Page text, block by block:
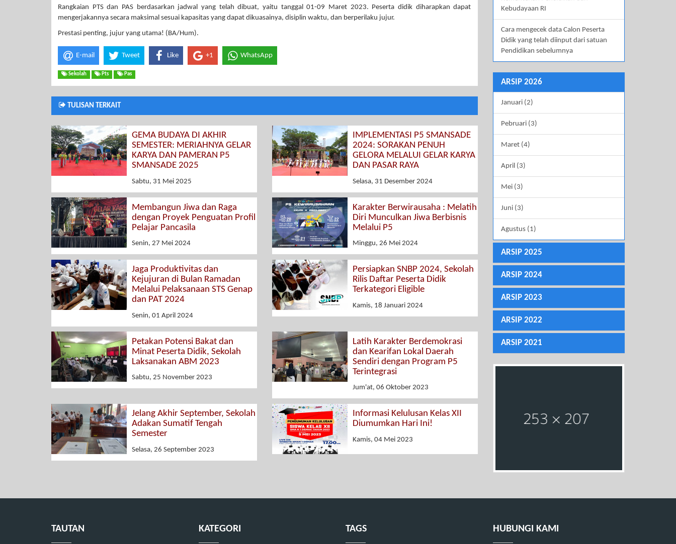
Rangkaian PTS dan PAS berdasarkan jadwal yang telah dibuat, yaitu tanggal 01-09 Maret 2023. Peserta didik diharapkan dapat
mengerjakannya secara maksimal sesuai kapasitas yang dapat dikuasainya, disiplin waktu, dan berperilaku jujur.
Prestasi penting, jujur yang utama! (BA/Hum).
E-mail Tweet Like +1 WhatsApp
Sekolah Pts Pas
TULISAN TERKAIT
GEMA BUDAYA DI AKHIR
SEMESTER: MERIAHNYA GELAR
KARYA DAN PAMERAN P5
SMANSADE 2025
Sabtu, 31 Mei 2025
IMPLEMENTASI P5 SMANSADE
2024: SORAKAN PENUH
GELORA MELALUI GELAR KARYA
DAN PASAR RAYA
Selasa, 31 Desember 2024
Membangun Jiwa dan Raga
dengan Proyek Penguatan Profil
Pelajar Pancasila
Senin, 27 Mei 2024
Karakter Berwirausaha : Melatih
Diri Munculkan Jiwa Berbisnis
Melalui P5
Minggu, 26 Mei 2024
Jaga Produktivitas dan
Kejujuran di Bulan Ramadan
Melalui Pelaksanaan STS Genap
dan PAT 2024
Senin, 01 April 2024
Persiapkan SNBP 2024, Sekolah
Rilis Daftar Peserta Didik
Terkategori Eligible
Kamis, 18 Januari 2024
Petakan Potensi Bakat dan
Minat Peserta Didik, Sekolah
Laksanakan ABM 2023
Sabtu, 25 November 2023
Latih Karakter Berdemokrasi
dan Kearifan Lokal Daerah
Sendiri dengan Program P5
Terintegrasi
Jum'at, 06 Oktober 2023
Jelang Akhir September, Sekolah
Adakan Sumatif Tengah
Semester
Selasa, 26 September 2023
Informasi Kelulusan Kelas XII
Diumumkan Hari Ini!
Kamis, 04 Mei 2023
Kebudayaan RI
Cara mengecek data Calon Peserta
Didik yang telah diinput dari satuan
Pendidikan sebelumnya
ARSIP 2026
Januari (2)
Pebruari (3)
Maret (4)
April (3)
Mei (3)
Juni (3)
Agustus (1)
ARSIP 2025
ARSIP 2024
ARSIP 2023
ARSIP 2022
ARSIP 2021
TAUTAN KATEGORI TAGS HUBUNGI KAMI